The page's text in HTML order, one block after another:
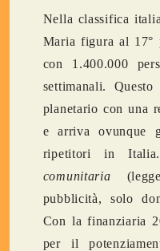
Nella classifica
Maria figura al 17°
con 1.400.000
settimanali.
planetario con una
e arriva ovunque
ripetitori in
comunitaria
pubblicità, solo
Con la finanziaria
per il